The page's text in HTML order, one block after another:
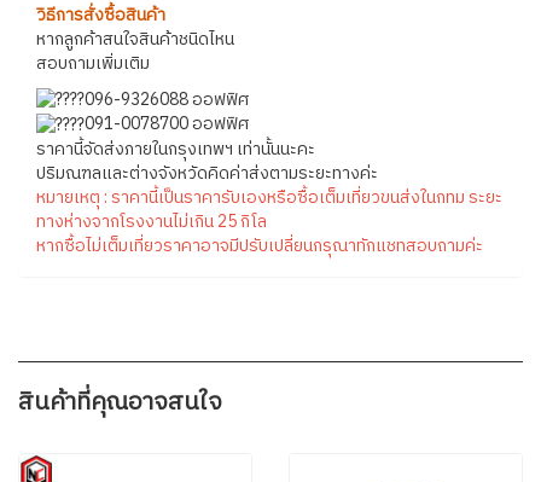
วิธีการสั่งซื้อสินค้า
หากลูกค้าสนใจสินค้าชนิดไหน
สอบถามเพิ่มเติม
096-9326088 ออฟฟิศ
091-0078700 ออฟฟิศ
ราคานี้จัดส่งภายในกรุงเทพฯ เท่านั้นนะคะ
ปริมณฑลและต่างจังหวัดคิดค่าส่งตามระยะทางค่ะ
หมายเหตุ : ราคานี้เป็นราคารับเองหรือซื้อเต็มเที่ยวขนส่งในกทม ระยะ
ทางห่างจากโรงงานไม่เกิน 25 กิโล
หากซื้อไม่เต็มเที่ยวราคาอาจมีปรับเปลี่ยนกรุณาทักแชทสอบถามค่ะ
สินค้าที่คุณอาจสนใจ